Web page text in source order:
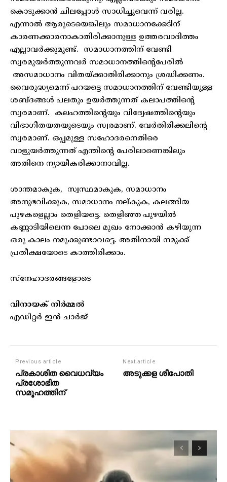
കൊടുക്കാൻ ചിലപ്പോൾ സാധിച്ചുവെന്ന് വരില്ല.
എന്നാൽ ആരുടെയെങ്കിലും സമാധാനക്കേടിന്
കാരണക്കാരനാകാതിരിക്കാനുള്ള ഉത്തരവാദിത്തം
എല്ലാവർക്കുമുണ്ട്. സമാധാനത്തിന് വേണ്ടി
സ്വരമുയർത്തുന്നവർ സമാധാനത്തിന്റെപേരിൽ
അസമാധാനം വിതയ്ക്കാതിരിക്കാനും ശ്രദ്ധിക്കണം.
വൈരുദ്ധ്യമെന്ന് പറയട്ടെ സമാധാനത്തിന് വേണ്ടിയുള്ള
ശബ്ദങ്ങൾ പലതും ഉയർത്തുന്നത് കലാപത്തിന്റെ
സ്വരമാണ്. കലഹത്തിന്റെയും വിദ്വേഷത്തിന്റെയും
വിഭാഗീതയതയുടെയും സ്വരമാണ്. വേർതിരിക്കലിന്റെ
സ്വരമാണ്. ഒപ്പമുള്ള സഹോദരനെതിരെ
വാളുയർത്തുന്നത് എന്തിന്റെ പേരിലാണെങ്കിലും
അതിനെ ന്യായീകരിക്കാനാവില്ല.
ശാന്തമാകുക, സ്വസ്ഥമാകുക, സമാധാനം
അനുഭവിക്കുക, സമാധാനം നല്കുക, കലങ്ങിയ
പുഴകളെല്ലാം തെളിയട്ടെ. തെളിഞ്ഞ പുഴയിൽ
കണ്ണാടിയിലെന്ന പോലെ മുഖം നോക്കാൻ കഴിയുന്ന
ഒരു കാലം നമുക്കുണ്ടാവട്ടെ. അതിനായി നമുക്ക്
പ്രതീക്ഷയോടെ കാത്തിരിക്കാം.
സ്നേഹാദരങ്ങളോടെ
വിനായക് നിർമ്മൽ
എഡിറ്റർ ഇൻ ചാർജ്
Previous article
പ്രകാശിത വൈധവ്യം
പ്രശോഭിത
സമൂഹത്തിന്
Next article
അടുക്കള ശീപോതി